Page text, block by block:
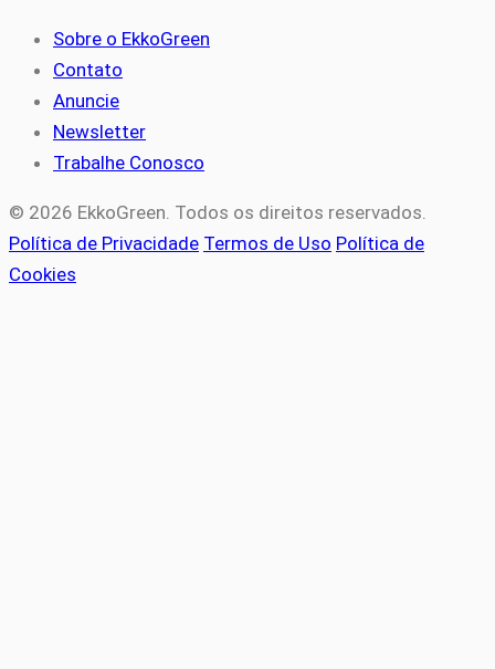
Sobre o EkkoGreen
Contato
Anuncie
Newsletter
Trabalhe Conosco
© 2026 EkkoGreen. Todos os direitos reservados.
Política de Privacidade Termos de Uso Política de
Cookies